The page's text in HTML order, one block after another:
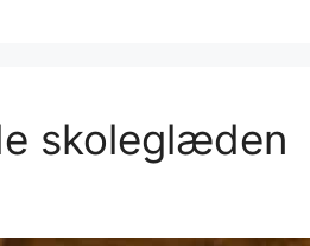
skoleglæden